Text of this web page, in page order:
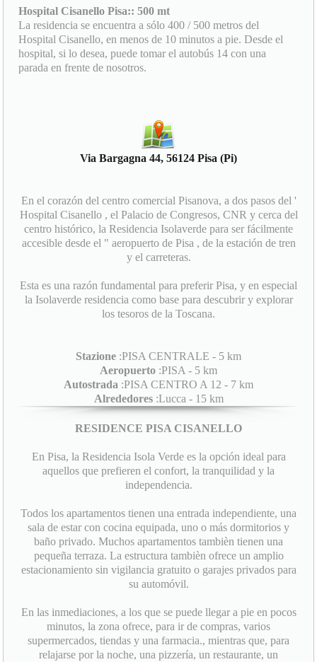
Hospital Cisanello Pisa:: 500 mt
La residencia se encuentra a sólo 400 / 500 metros del
Hospital Cisanello, en menos de 10 minutos a pie. Desde el
hospital, si lo desea, puede tomar el autobús 14 con una
parada en frente de nosotros.
Via Bargagna 44, 56124 Pisa (Pi)
En el corazón del centro comercial Pisanova, a dos pasos del '
Hospital Cisanello , el Palacio de Congresos, CNR y cerca del
centro histórico, la Residencia Isolaverde para ser fácilmente
accesible desde el " aeropuerto de Pisa , de la estación de tren
y el carreteras.
Esta es una razón fundamental para preferir Pisa, y en especial
la Isolaverde residencia como base para descubrir y explorar
los tesoros de la Toscana.
Stazione :PISA CENTRALE - 5 km
Aeropuerto :PISA - 5 km
Autostrada :PISA CENTRO A 12 - 7 km
Alrededores:Lucca - 15 km
RESIDENCE PISA CISANELLO
En Pisa, la Residencia Isola Verde es la opción ideal para
aquellos que prefieren el confort, la tranquilidad y la
independencia.
Todos los apartamentos tienen una entrada independiente, una
sala de estar con cocina equipada, uno o más dormitorios y
baño privado. Muchos apartamentos tambièn tienen una
pequeña terraza. La estructura tambièn ofrece un amplio
estacionamiento sin vigilancia gratuito o garajes privados para
su automóvil.
En las inmediaciones, a los que se puede llegar a pie en pocos
minutos, la zona ofrece, para ir de compras, varios
supermercados, tiendas y una farmacia., mientras que, para
relajarse por la noche, una pizzería, un restaurante, un